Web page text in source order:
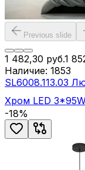
Previous slide
1 482,30 руб.1
Наличие: 1853
SL6008.113.03
Хром LED
-18%